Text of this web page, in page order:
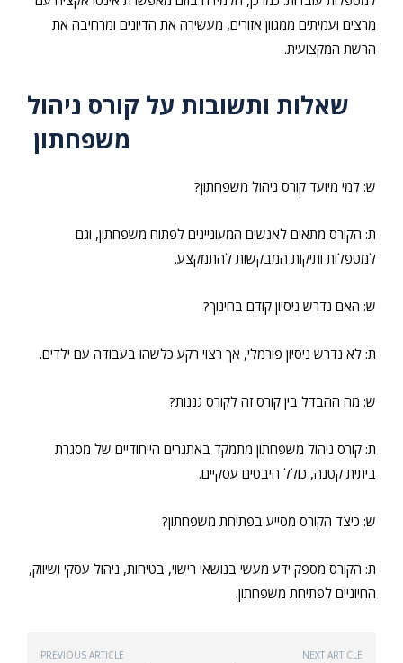
מרצים ועמיתים ממגוון אזורים, מעשירה את הדיונים ומרחיבה את
הרשת המקצועית.
שאלות ותשובות על קורס ניהול
משפחתון
ש: למי מיועד קורס ניהול משפחתון?
ת: הקורס מתאים לאנשים המעוניינים לפתוח משפחתון, וגם
למטפלות ותיקות המבקשות להתמקצע.
ש: האם נדרש ניסיון קודם בחינוך?
ת: לא נדרש ניסיון פורמלי, אך רצוי רקע כלשהו בעבודה עם ילדים.
ש: מה ההבדל בין קורס זה לקורס גננות?
ת: קורס ניהול משפחתון מתמקד באתגרים הייחודיים של מסגרת
ביתית קטנה, כולל היבטים עסקיים.
ש: כיצד הקורס מסייע בפתיחת משפחתון?
ת: הקורס מספק ידע מעשי בנושאי רישוי, בטיחות, ניהול עסקי ושיווק,
החיוניים לפתיחת משפחתון.
PREVIOUS ARTICLE NEXT ARTICLE